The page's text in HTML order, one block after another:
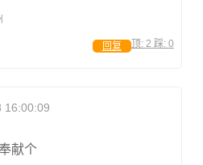
顶: 2 踩: 0
回复
16:00:09
献个